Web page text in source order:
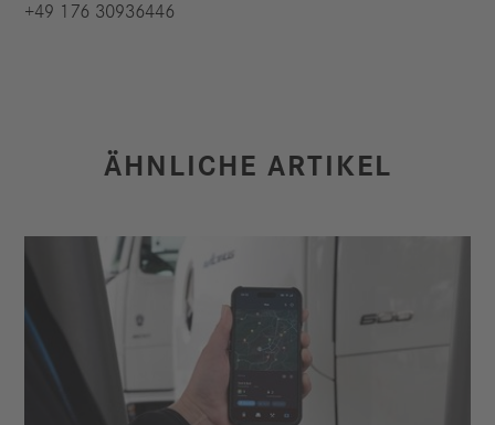
+49 176 30936446
ÄHNLICHE ARTIKEL